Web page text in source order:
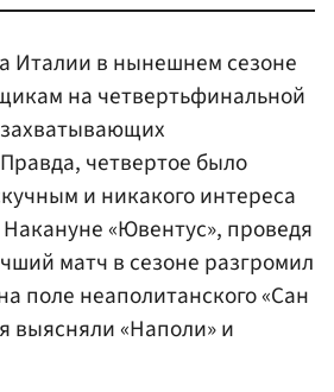
Италии в нынешнем сезоне
на четвертьфинальной
четвертое было
и никакого интереса
«Ювентус», проведя
матч в сезоне разгромил
поле неаполитанского «Сан
выясняли «Наполи» и